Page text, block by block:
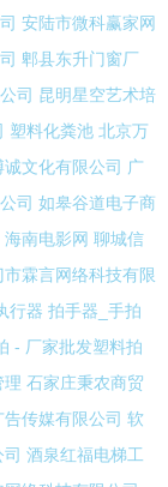
安陆市微科赢家网
郫县东升门窗厂
司 昆明星空艺术培
塑料化粪池 北京万
文化有限公司 广
司 如皋谷道电子商
海南电影网 聊城信
市霖言网络科技有限
行器 拍手器_手拍
- 厂家批发塑料拍
理 石家庄秉农商贸
传媒有限公司 软
酒泉红福电梯工